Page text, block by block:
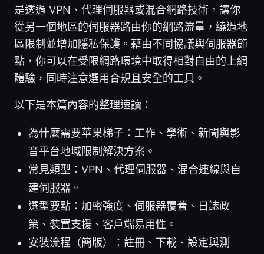
是透過 VPN、代理伺服器或混合網路技術，讓你
從另一個地區的伺服器路由你的網路流量，繞過地
區限制並增加隱私保護。藉由不同協議與伺服器節
點，你可以在受限網路環境中取得相對自由的上網
體驗，同時注意選用合規且安全的工具。
以下是本篇內容的整理速讀：
為什麼需要苹果梯子：工作、學術、新聞與影
音平台地域限制解決方案。
常見類型：VPN、代理伺服器、混合連線與自
建伺服器。
選型要點：加密強度、伺服器覆蓋、日誌政
策、裝置支援、客戶端易用性。
安裝流程（簡版）：註冊、下載、設定與測